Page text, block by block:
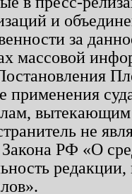
и
за
массовой
применения
вытекающим
не
РФ «О